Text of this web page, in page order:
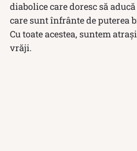
diabolice care doresc să
care sunt înfrânte de puterea
Cu toate acestea, suntem
vrăji.